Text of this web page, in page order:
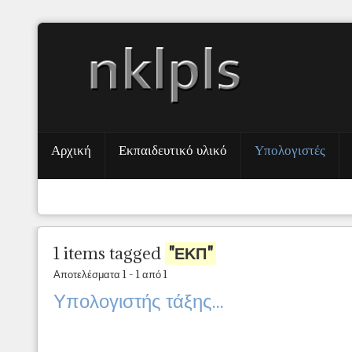
Αρχική Εκπαιδευτικό υλικό Υπολογιστές
1 items tagged "ΕΚΠ"
Αποτελέσματα 1 - 1 από 1
Υπολογιστής τάξης...